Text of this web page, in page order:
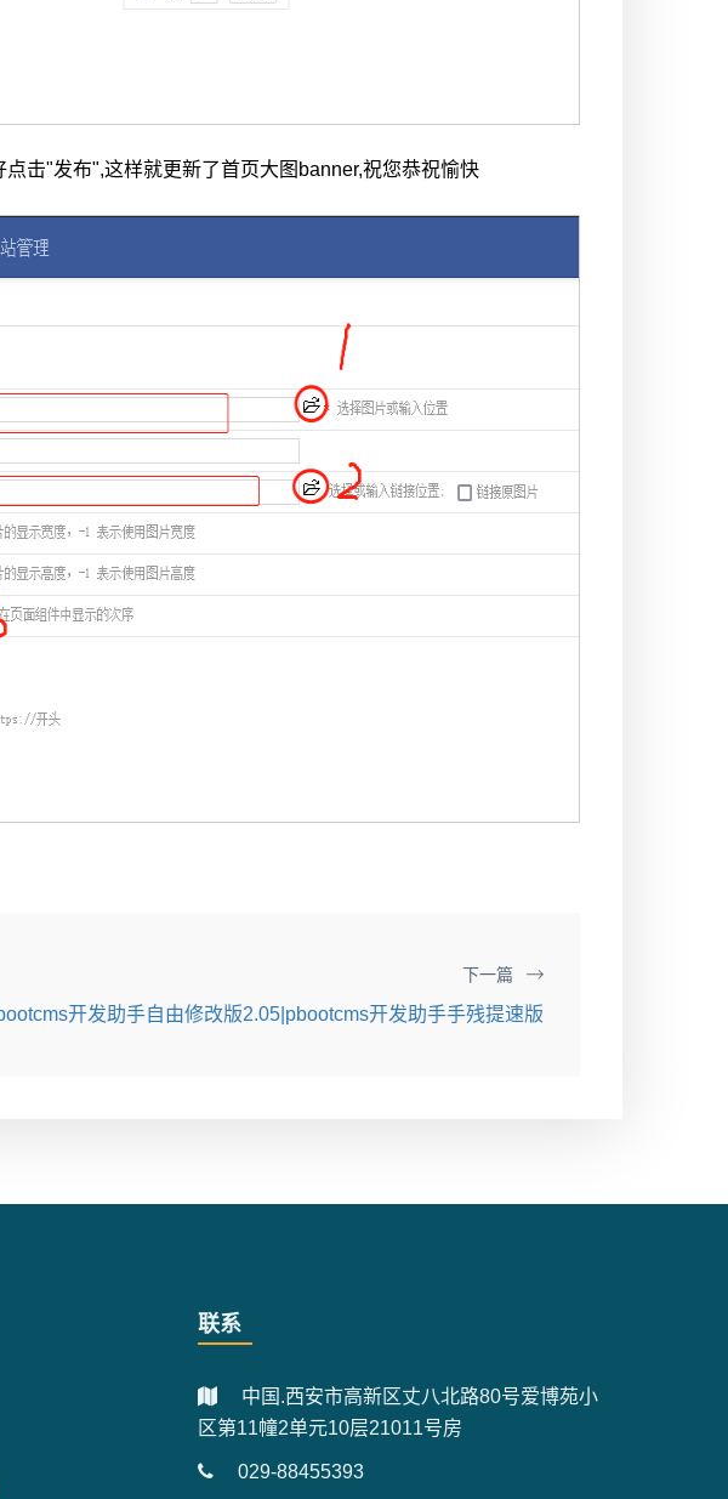
击"发布",这样就更新了首页大图banner,祝您恭祝愉快
下一篇
开发助手自由修改版2.05|pbootcms开发助手手残提速版
联系
中国.西安市高新区丈八北路80号爱博苑小
区第11幢2单元10层21011号房
029-88455393